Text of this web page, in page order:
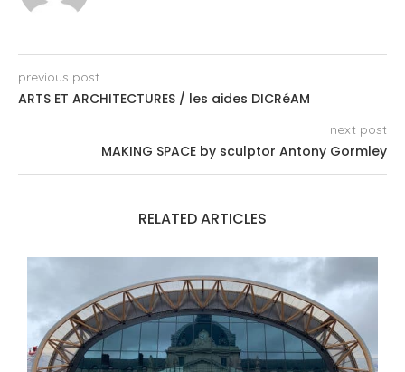
previous post
ARTS ET ARCHITECTURES / les aides DICRéAM
next post
MAKING SPACE by sculptor Antony Gormley
RELATED ARTICLES